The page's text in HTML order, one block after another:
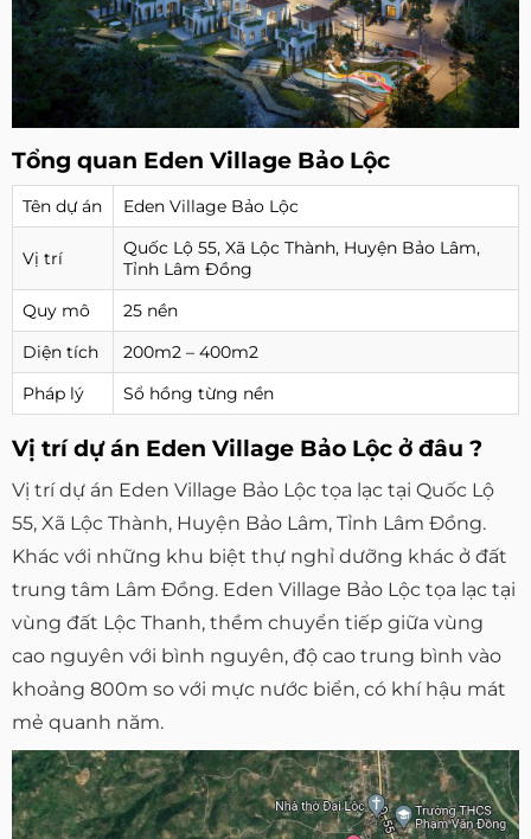
Tổng quan Eden Village Bảo Lộc
Tên dự án Eden Village Bảo Lộc
Vị trí
Quốc Lộ 55, Xã Lộc Thành, Huyện Bảo Lâm,
Tỉnh Lâm Đồng
Quy mô
25 nền
Diện tích
200m2 – 400m2
Pháp lý
Sổ hồng từng nền
Vị trí dự án Eden Village Bảo Lộc ở đâu ?
Vị trí dự án Eden Village Bảo Lộc tọa lạc tại Quốc Lộ
55, Xã Lộc Thành, Huyện Bảo Lâm, Tỉnh Lâm Đồng.
Khác với những khu biệt thự nghỉ dưỡng khác ở đất
trung tâm Lâm Đồng. Eden Village Bảo Lộc tọa lạc tại
vùng đất Lộc Thanh, thềm chuyển tiếp giữa vùng
cao nguyên với bình nguyên, độ cao trung bình vào
khoảng 800m so với mực nước biển, có khí hậu mát
mẻ quanh năm.